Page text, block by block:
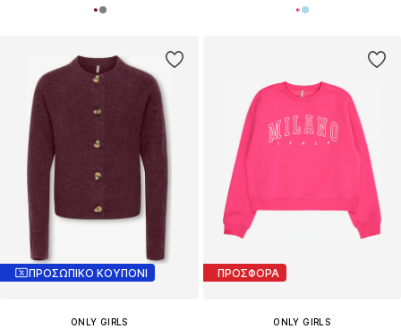
ΠΡΟΣΩΠΙΚΟ ΚΟΥΠΟΝΙ
ONLY GIRLS
ΠΡΟΣΦΟΡΑ
ONLY GIRLS